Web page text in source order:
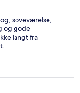
soveværelse,
og gode
langt fra